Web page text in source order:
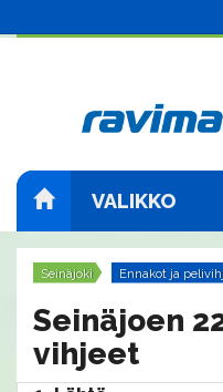
VALIKKO
Seinäjoki Ennakot ja
Seinäjoen
vihjeet